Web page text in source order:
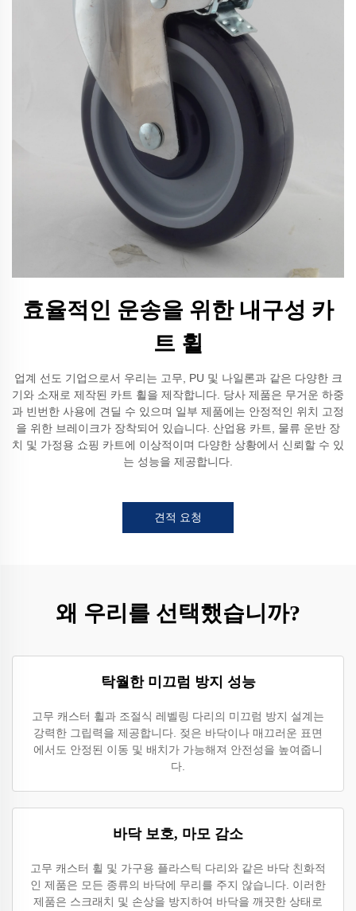
효율적인 운송을 위한 내구성 카
트 휠
업계 선도 기업으로서 우리는 고무, PU 및 나일론과 같은 다양한 크
기와 소재로 제작된 카트 휠을 제작합니다. 당사 제품은 무거운 하중
과 빈번한 사용에 견딜 수 있으며 일부 제품에는 안정적인 위치 고정
을 위한 브레이크가 장착되어 있습니다. 산업용 카트, 물류 운반 장
치 및 가정용 쇼핑 카트에 이상적이며 다양한 상황에서 신뢰할 수 있
는 성능을 제공합니다.
견적 요청
왜 우리를 선택했습니까?
탁월한 미끄럼 방지 성능
고무 캐스터 휠과 조절식 레벨링 다리의 미끄럼 방지 설계는
강력한 그립력을 제공합니다. 젖은 바닥이나 매끄러운 표면
에서도 안정된 이동 및 배치가 가능해져 안전성을 높여줍니
다.
바닥 보호, 마모 감소
고무 캐스터 휠 및 가구용 플라스틱 다리와 같은 바닥 친화적
인 제품은 모든 종류의 바닥에 무리를 주지 않습니다. 이러한
제품은 스크래치 및 손상을 방지하여 바닥을 깨끗한 상태로